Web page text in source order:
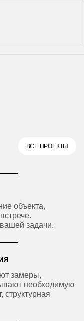
ВСЕ ПРОЕКТЫ
объекта,
задачи.
замеры,
необходимую
структурная